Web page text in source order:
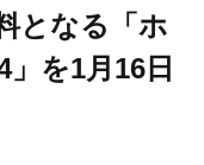
となる「ホ
を1月16日